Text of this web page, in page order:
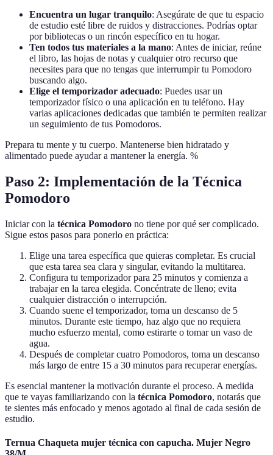
Encuentra un lugar tranquilo: Asegúrate de que tu espacio
de estudio esté libre de ruidos y distracciones. Podrías optar
por bibliotecas o un rincón específico en tu hogar.
Ten todos tus materiales a la mano: Antes de iniciar, reúne
el libro, las hojas de notas y cualquier otro recurso que
necesites para que no tengas que interrumpir tu Pomodoro
buscando algo.
Elige el temporizador adecuado: Puedes usar un
temporizador físico o una aplicación en tu teléfono. Hay
varias aplicaciones dedicadas que también te permiten realizar
un seguimiento de tus Pomodoros.
Prepara tu mente y tu cuerpo. Mantenerse bien hidratado y
alimentado puede ayudar a mantener la energía. %
Paso 2: Implementación de la Técnica
Pomodoro
Iniciar con la técnica Pomodoro no tiene por qué ser complicado.
Sigue estos pasos para ponerlo en práctica:
Elige una tarea específica que quieras completar. Es crucial
que esta tarea sea clara y singular, evitando la multitarea.
Configura tu temporizador para 25 minutos y comienza a
trabajar en la tarea elegida. Concéntrate de lleno; evita
cualquier distracción o interrupción.
Cuando suene el temporizador, toma un descanso de 5
minutos. Durante este tiempo, haz algo que no requiera
mucho esfuerzo mental, como estirarte o tomar un vaso de
agua.
Después de completar cuatro Pomodoros, toma un descanso
más largo de entre 15 a 30 minutos para recuperar energías.
Es esencial mantener la motivación durante el proceso. A medida
que te vayas familiarizando con la técnica Pomodoro, notarás que
te sientes más enfocado y menos agotado al final de cada sesión de
estudio.
Ternua Chaqueta mujer técnica con capucha. Mujer Negro